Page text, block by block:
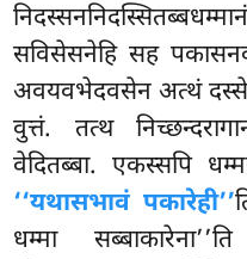
सविसेसनेहि सह
अवयवभेदवसेन अत्थं
वुत्तं. तत्थ
वेदितब्बा. एकस्सपि
‘‘यथासभावं पकारेही’’
धम्मा